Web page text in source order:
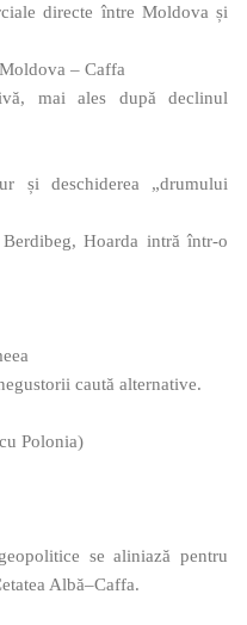
directe între Moldova și
– Caffa
mai ales după declinul
și deschiderea „drumului
Hoarda intră într-o
caută alternative.
Polonia)
se aliniază pentru
Albă–Caffa.